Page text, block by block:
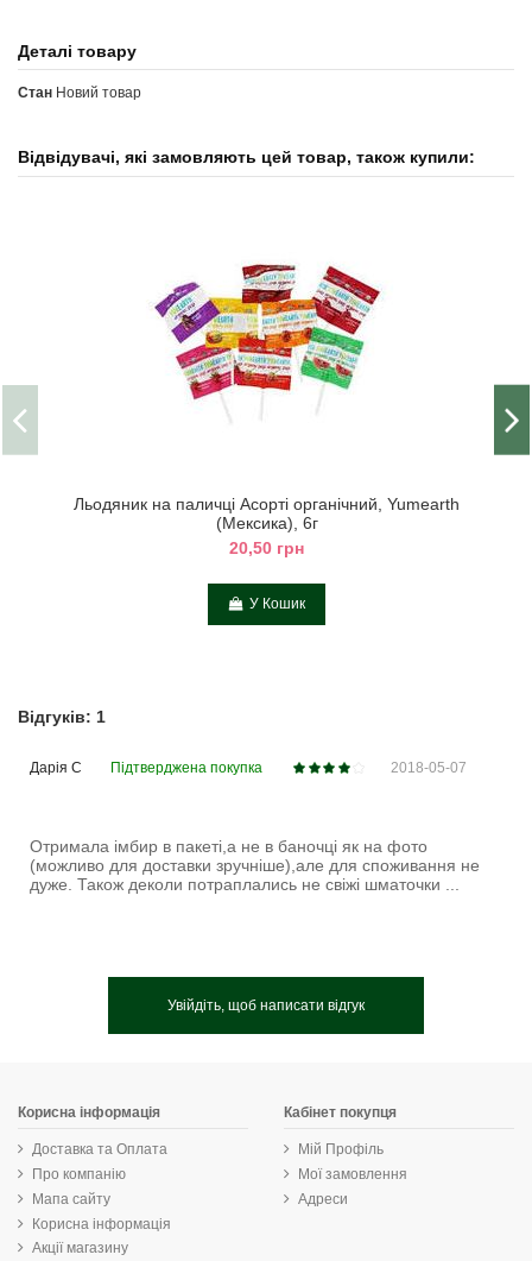
Деталі товару
Стан Новий товар
Відвідувачі, які замовляють цей товар, також купили:
Льодяник на паличці Асорті органічний, Yumearth
(Мексика), 6г
20,50 грн
У Кошик
Відгуків: 1
Дарія С Підтверджена покупка 2018-05-07
Отримала імбир в пакеті,а не в баночці як на фото
(можливо для доставки зручніше),але для споживання не
дуже. Також деколи потраплались не свіжі шматочки ...
Увійдіть, щоб написати відгук
Корисна інформація
Доставка та Оплата
Про компанію
Мапа сайту
Корисна інформація
Акції магазину
Кабінет покупця
Мій Профіль
Мої замовлення
Адреси